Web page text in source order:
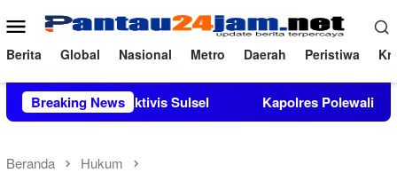
ke
konten
Menu
Mobile
Berita Global Nasional Metro Daerah Peristiwa
Breaking News
Aktivis Sulsel Kapolres Polewali Mandar Turut
Beranda Hukum